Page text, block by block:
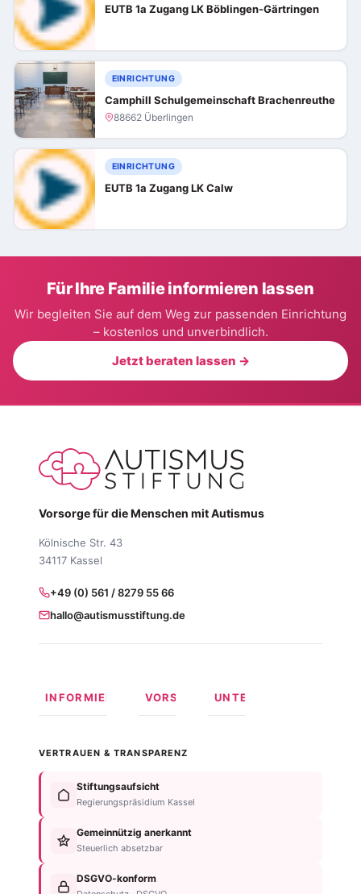
EUTB 1a Zugang LK Böblingen-Gärtringen
EINRICHTUNG
Camphill Schulgemeinschaft Brachenreuthe
88662 Überlingen
EINRICHTUNG
EUTB 1a Zugang LK Calw
Für Ihre Familie informieren lassen
Wir begleiten Sie auf dem Weg zur passenden Einrichtung
– kostenlos und unverbindlich.
Jetzt beraten lassen →
Vorsorge für die Menschen mit Autismus
Kölnische Str. 43
34117 Kassel
+49 (0) 561 / 8279 55 66
hallo@autismusstiftung.de
INFORMIEREN
Formen
Autismus
Anzeichen
Diagnose
Betroffene
VORSORGEN
Behindertentestament
Im
Testament
Nachlassplanung
Zustiftung
Kind
UNTERSTÜTZEN
VERTRAUEN & TRANSPARENZ
Stiftungsaufsicht
Regierungspräsidium Kassel
Gemeinnützig anerkannt
Steuerlich absetzbar
DSGVO-konform